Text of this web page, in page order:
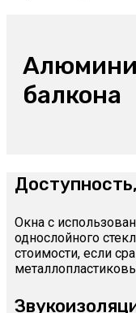
балкона
Окна с
однослойного
стоимости, если